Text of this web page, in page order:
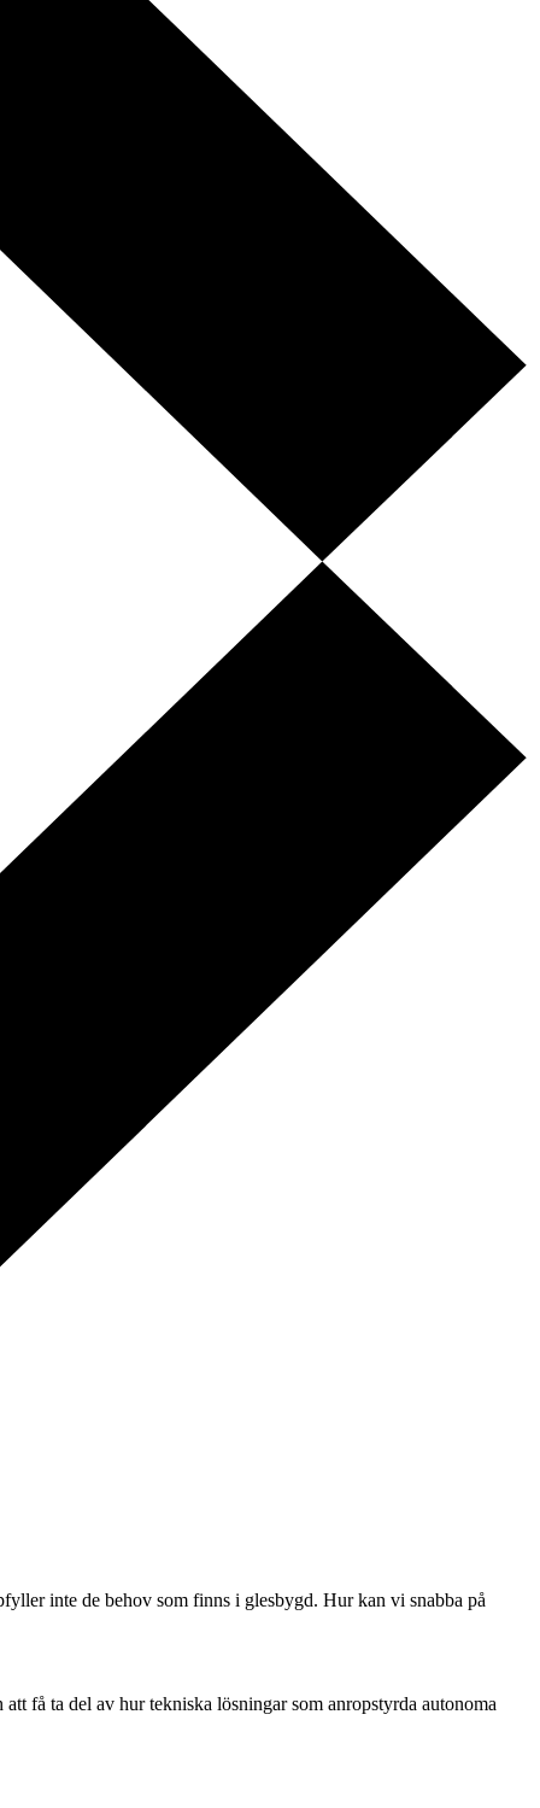
inte de behov som finns i glesbygd. Hur kan vi snabba på
få ta del av hur tekniska lösningar som anropstyrda autonoma